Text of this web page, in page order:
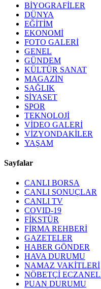
BİYOGRAFİLER
DÜNYA
EĞİTİM
EKONOMİ
FOTO GALERİ
GENEL
GÜNDEM
KÜLTÜR SANAT
MAGAZİN
SAĞLIK
SİYASET
SPOR
TEKNOLOJİ
VİDEO GALERİ
VİZYONDAKİLER
YAŞAM
Sayfalar
CANLI BORSA
CANLI SONUÇLAR
CANLI TV
COVID-19
FİKSTÜR
FİRMA REHBERİ
GAZETELER
HABER GÖNDER
HAVA DURUMU
NAMAZ VAKİTLERİ
NÖBETÇİ
PUAN DURUMU